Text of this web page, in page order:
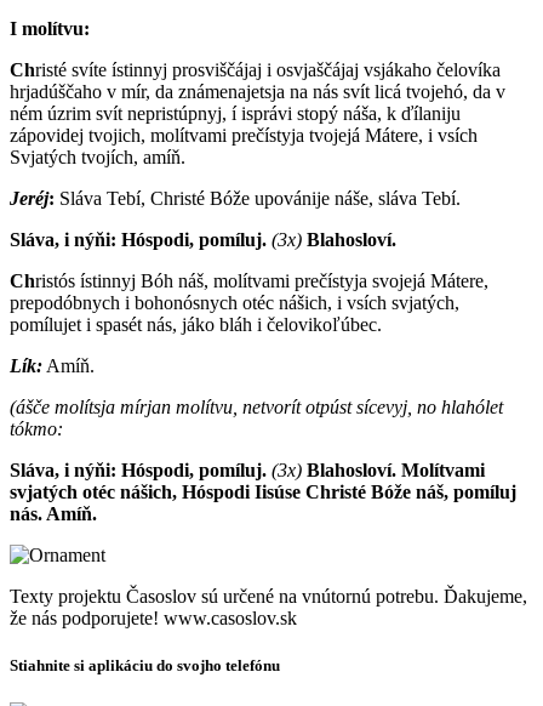
I molítvu:
Christé svíte ístinnyj prosviščájaj i osvjaščájaj vsjákaho čelovíka
hrjadúščaho v mír, da známenajetsja na nás svít licá tvojehó, da v
ném úzrim svít nepristúpnyj, í isprávi stopý náša, k ďílaniju
zápovidej tvojich, molítvami prečístyja tvojejá Mátere, i vsích
Svjatých tvojích, amíň.
Jeréj: Sláva Tebí, Christé Bóže upovánije náše, sláva Tebí.
Sláva, i nýňi: Hóspodi, pomíluj. (3x) Blahosloví.
Christós ístinnyj Bóh náš, molítvami prečístyja svojejá Mátere,
prepodóbnych i bohonósnych otéc nášich, i vsích svjatých,
pomílujet i spasét nás, jáko bláh i čelovikoľúbec.
Lík: Amíň.
(ášče molítsja mírjan molítvu, netvorít otpúst sícevyj, no hlahólet
tókmo:
Sláva, i nýňi: Hóspodi, pomíluj. (3x) Blahosloví. Molítvami
svjatých otéc nášich, Hóspodi Iisúse Christé Bóže náš, pomíluj
nás. Amíň.
Texty projektu Časoslov sú určené na vnútornú potrebu. Ďakujeme,
že nás podporujete! www.casoslov.sk
Stiahnite si aplikáciu do svojho telefónu